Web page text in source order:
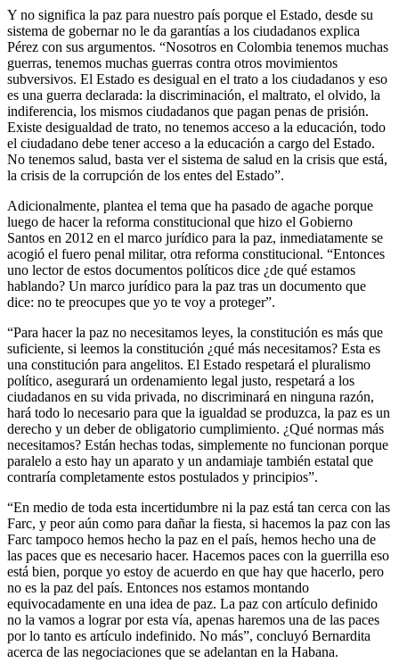
Y no significa la paz para nuestro país porque el Estado, desde su
sistema de gobernar no le da garantías a los ciudadanos explica
Pérez con sus argumentos. “Nosotros en Colombia tenemos muchas
guerras, tenemos muchas guerras contra otros movimientos
subversivos. El Estado es desigual en el trato a los ciudadanos y eso
es una guerra declarada: la discriminación, el maltrato, el olvido, la
indiferencia, los mismos ciudadanos que pagan penas de prisión.
Existe desigualdad de trato, no tenemos acceso a la educación, todo
el ciudadano debe tener acceso a la educación a cargo del Estado.
No tenemos salud, basta ver el sistema de salud en la crisis que está,
la crisis de la corrupción de los entes del Estado”.
Adicionalmente, plantea el tema que ha pasado de agache porque
luego de hacer la reforma constitucional que hizo el Gobierno
Santos en 2012 en el marco jurídico para la paz, inmediatamente se
acogió el fuero penal militar, otra reforma constitucional. “Entonces
uno lector de estos documentos políticos dice ¿de qué estamos
hablando? Un marco jurídico para la paz tras un documento que
dice: no te preocupes que yo te voy a proteger”.
“Para hacer la paz no necesitamos leyes, la constitución es más que
suficiente, si leemos la constitución ¿qué más necesitamos? Esta es
una constitución para angelitos. El Estado respetará el pluralismo
político, asegurará un ordenamiento legal justo, respetará a los
ciudadanos en su vida privada, no discriminará en ninguna razón,
hará todo lo necesario para que la igualdad se produzca, la paz es un
derecho y un deber de obligatorio cumplimiento. ¿Qué normas más
necesitamos? Están hechas todas, simplemente no funcionan porque
paralelo a esto hay un aparato y un andamiaje también estatal que
contraría completamente estos postulados y principios”.
“En medio de toda esta incertidumbre ni la paz está tan cerca con las
Farc, y peor aún como para dañar la fiesta, si hacemos la paz con las
Farc tampoco hemos hecho la paz en el país, hemos hecho una de
las paces que es necesario hacer. Hacemos paces con la guerrilla eso
está bien, porque yo estoy de acuerdo en que hay que hacerlo, pero
no es la paz del país. Entonces nos estamos montando
equivocadamente en una idea de paz. La paz con artículo definido
no la vamos a lograr por esta vía, apenas haremos una de las paces
por lo tanto es artículo indefinido. No más”, concluyó Bernardita
acerca de las negociaciones que se adelantan en la Habana.